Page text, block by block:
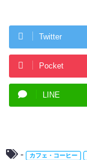
Twitter
Pocket
LINE
- カフェ・コーヒー